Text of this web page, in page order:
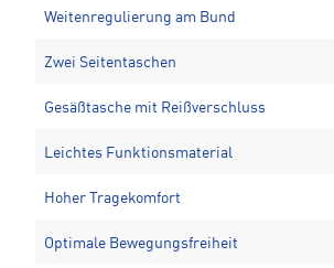
Weitenregulierung am Bund
Zwei Seitentaschen
Gesäßtasche mit Reißverschluss
Leichtes Funktionsmaterial
Hoher Tragekomfort
Optimale Bewegungsfreiheit